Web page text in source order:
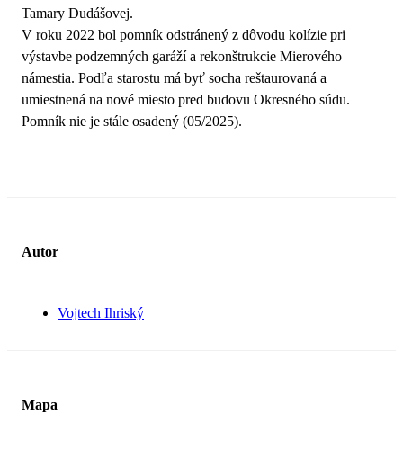
Tamary Dudášovej.
V roku 2022 bol pomník odstránený z dôvodu kolízie pri
výstavbe podzemných garáží a rekonštrukcie Mierového
námestia. Podľa starostu má byť socha reštaurovaná a
umiestnená na nové miesto pred budovu Okresného súdu.
Pomník nie je stále osadený (05/2025).
Autor
Vojtech Ihriský
Mapa